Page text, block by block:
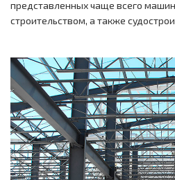
представленных чаще всего
строительством, а также